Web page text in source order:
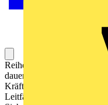
Reihenklemme zum
dauerhaft sicherem
Kräften stand, Zinn-
Leitfähigkeit. Mit